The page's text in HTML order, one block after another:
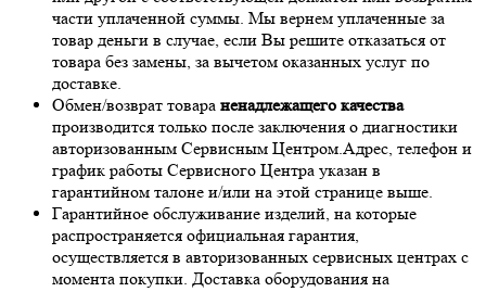
части уплаченной суммы. Мы вернем уплаченные за
товар деньги в случае, если Вы решите отказаться от
товара без замены, за вычетом оказанных услуг по
доставке.
Обмен/возврат товара ненадлежащего качества
производится только после заключения о диагностики
авторизованным Сервисным Центром.Адрес, телефон и
график работы Сервисного Центра указан в
гарантийном талоне и/или на этой странице выше.
Гарантийное обслуживание изделий, на которые
распространяется официальная гарантия,
осуществляется в авторизованных сервисных центрах с
момента покупки. Доставка оборудования на